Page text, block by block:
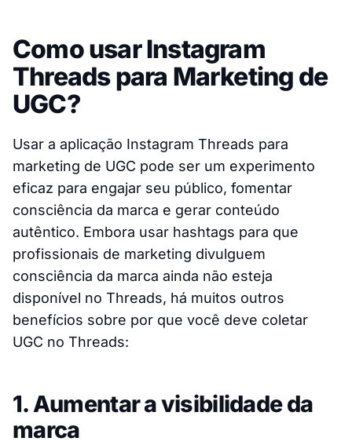
Como usar Instagram
Threads para Marketing de
UGC?
Usar a aplicação Instagram Threads para
marketing de UGC pode ser um experimento
eficaz para engajar seu público, fomentar
consciência da marca e gerar conteúdo
autêntico. Embora usar hashtags para que
profissionais de marketing divulguem
consciência da marca ainda não esteja
disponível no Threads, há muitos outros
benefícios sobre por que você deve coletar
UGC no Threads:
1. Aumentar a visibilidade da
marca